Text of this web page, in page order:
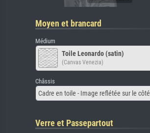
Moyen et brancard
Médium
Toile Leonardo (satin)
(Canvas Venezia)
Châssis
Cadre en toile - Image reflétée sur le côté
Verre et Passepartout